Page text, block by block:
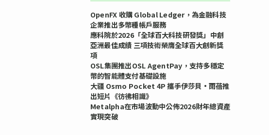
OpenFX 收購 Global Ledger，為金融科技
企業推出多幣種帳戶服務
應科院於2026「全球百大科技研發獎」中創
亞洲最佳成績 三項技術榮膺全球百大創新獎
項
OSL集團推出OSL AgentPay，支持多穩定
幣的智能體支付基礎設施
大疆 Osmo Pocket 4P 攜手伊莎貝•雨蓓推
出短片《彷彿相識》
Metalpha在市場波動中公佈2026財年總資產
實現突破